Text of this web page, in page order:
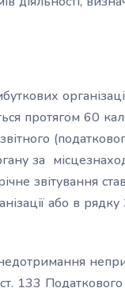
протягом 60
за
звітування
або в
133 Податкового